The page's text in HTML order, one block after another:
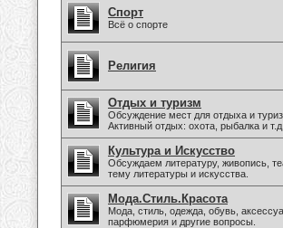
Спорт
Всё о спорте
Религия
Отдых и туризм
Обсуждение мест для отдыха и
Активный отдых: охота, рыбалка и т.д.
Культура и Искусство
Обсуждаем литературу, живопись,
тему литературы и искусства.
Мода.Стиль.Красота
Мода, стиль, одежда, обувь,
парфюмерия и другие вопросы.